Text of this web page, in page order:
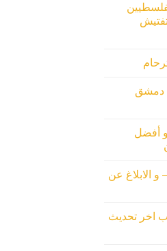
دمشق
أفضل
و الابلاغ عن
اخر تحديث